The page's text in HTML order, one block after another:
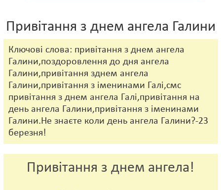
Привітання з днем ангела Галини
Ключові слова: привітання з днем ангела
Галини,поздоровлення до дня ангела
Галини,привітання зднем ангела
Галини,привітання з іменинами Галі,смс
привітання з днем ангела Галі,привітання на
день ангела Галини,привітання з іменинами
Галини.Не знаєте коли день ангела Галини?-23
березня!
Привітання з днем ангела!